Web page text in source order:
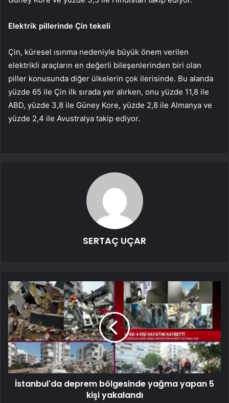
Elektrik pillerinde Çin tekeli
Çin, küresel ısınma nedeniyle büyük önem verilen
elektrikli araçların en değerli bileşenlerinden biri olan
piller konusunda diğer ülkelerin çok ilerisinde. Bu alanda
yüzde 65 ile Çin ilk sırada yer alırken, onu yüzde 11,8 ile
ABD, yüzde 3,8 ile Güney Kore, yüzde 2,8 ile Almanya ve
yüzde 2,4 ile Avustralya takip ediyor.
SERTAÇ UÇAR
İstanbul'da deprem bölgesinde yağma yapan 5
kişi yakalandı